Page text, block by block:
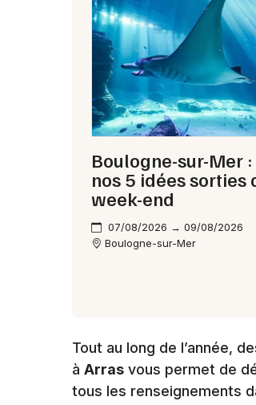
Boulogne-sur-Mer :
nos 5 idées sorties
week-end
07/08/2026 → 09/08/2026
Boulogne-sur-Mer
Tout au long de l’année,
à Arras vous permet de
tous les renseignements